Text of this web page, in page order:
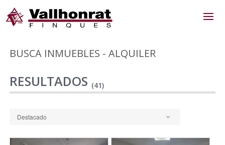
BUSCA INMUEBLES - ALQUILER
RESULTADOS (41)
Destacado